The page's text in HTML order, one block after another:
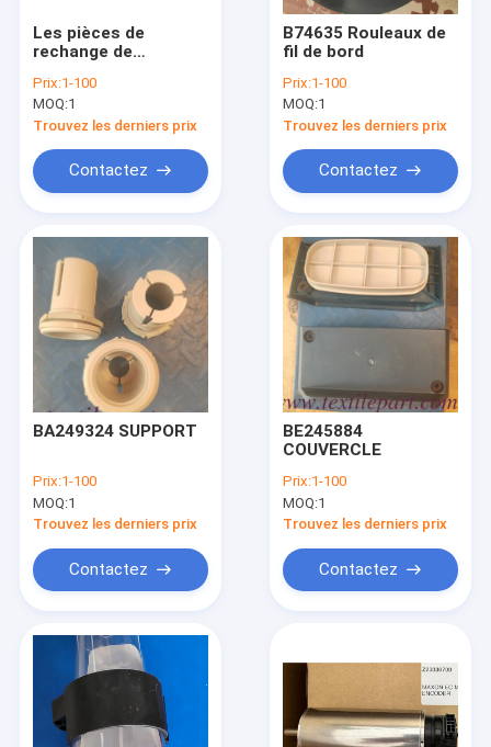
Produits
A propos de nous
Les pièces de
rechange de
utilisées pour le
remplacement des
pièces de rechange
de l'appareil
Prix:1-100
MOQ:1
Trouvez les derniers prix
Contactez
B74635 Rouleaux de
fil de bord
Prix:1-100
MOQ:1
Trouvez les derniers prix
Contactez
BA249324 SUPPORT
Prix:1-100
MOQ:1
Trouvez les derniers prix
Contactez
BE245884
COUVERCLE
Prix:1-100
MOQ:1
Trouvez les derniers prix
Contactez